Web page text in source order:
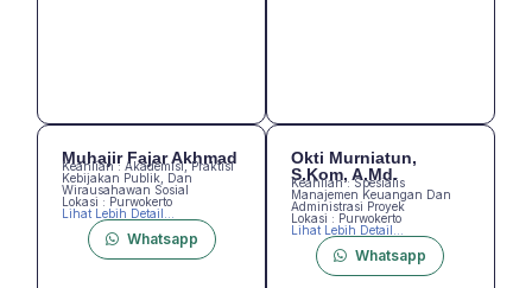
Muhajir Fajar Akhmad
Keahlian : Akademisi, Praktisi
Kebijakan Publik, Dan
Wirausahawan Sosial
Lokasi : Purwokerto
Lihat Lebih Detail...
Whatsapp
Okti Murniatun,
S.Kom, A.Md.
Keahlian : Spesialis
Manajemen Keuangan Dan
Administrasi Proyek
Lokasi : Purwokerto
Lihat Lebih Detail...
Whatsapp